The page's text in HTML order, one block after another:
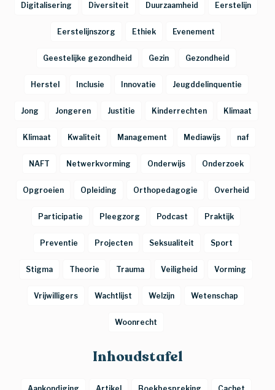
Inhoudstafel
Digitalisering Diversiteit Duurzaamheid Eerstelijn
Eerstelijnszorg Ethiek Evenement
Geestelijke gezondheid Gezin Gezondheid
Herstel Inclusie Innovatie Jeugddelinquentie
Jong Jongeren Justitie Kinderrechten Klimaat
Klimaat Kwaliteit Management Mediawijs naf
NAFT Netwerkvorming Onderwijs Onderzoek
Opgroeien Opleiding Orthopedagogie Overheid
Participatie Pleegzorg Podcast Praktijk
Preventie Projecten Seksualiteit Sport
Stigma Theorie Trauma Veiligheid Vorming
Vrijwilligers Wachtlijst Welzijn Wetenschap
Woonrecht